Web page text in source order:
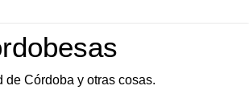
de Córdoba y otras cosas.